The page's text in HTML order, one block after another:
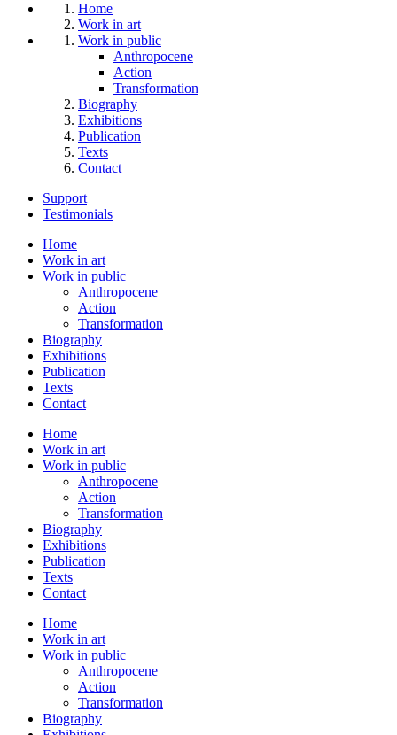
Home
Work in art
Work in public
Anthropocene
Action
Transformation
Biography
Exhibitions
Publication
Texts
Contact
Support
Testimonials
Home
Work in art
Work in public
Anthropocene
Action
Transformation
Biography
Exhibitions
Publication
Texts
Contact
Home
Work in art
Work in public
Anthropocene
Action
Transformation
Biography
Exhibitions
Publication
Texts
Contact
Home
Work in art
Work in public
Anthropocene
Action
Transformation
Biography